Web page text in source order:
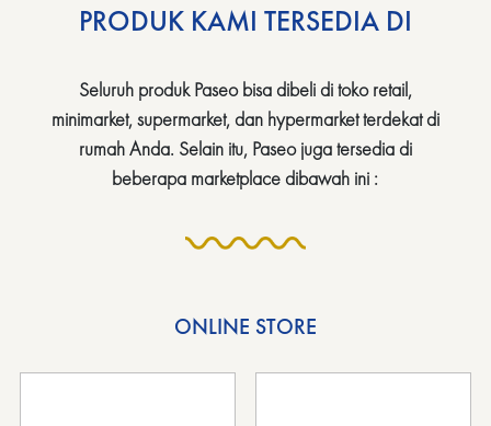
PRODUK KAMI TERSEDIA DI
Seluruh produk Paseo bisa dibeli di toko retail,
minimarket, supermarket, dan hypermarket terdekat di
rumah Anda. Selain itu, Paseo juga tersedia di
beberapa marketplace dibawah ini :
ONLINE STORE